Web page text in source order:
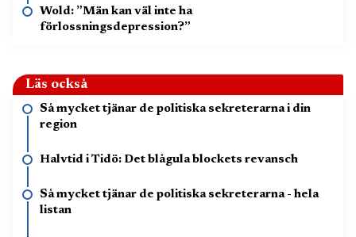
Wold: ”Män kan väl inte ha
förlossningsdepression?”
Läs också
Så mycket tjänar de politiska sekreterarna i din
region
Halvtid i Tidö: Det blågula blockets revansch
Så mycket tjänar de politiska sekreterarna - hela
listan